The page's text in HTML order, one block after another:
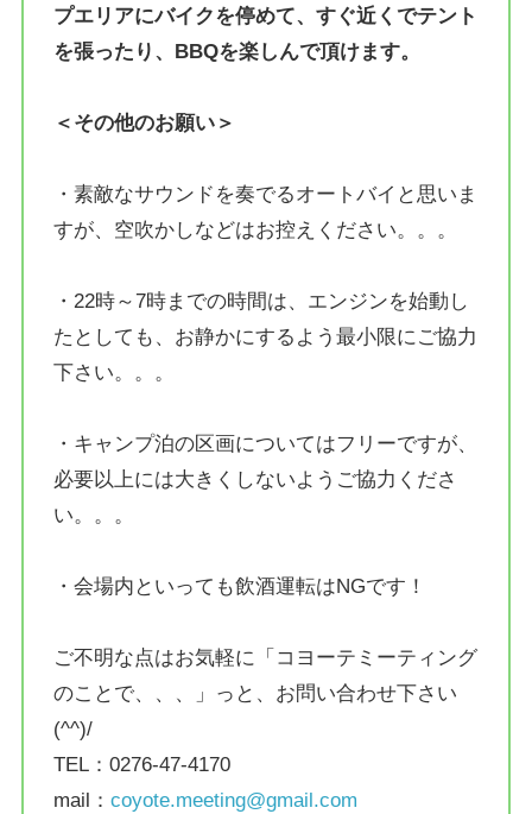
プエリアにバイクを停めて、すぐ近くでテント
を張ったり、BBQを楽しんで頂けます。
＜その他のお願い＞
・素敵なサウンドを奏でるオートバイと思いま
すが、空吹かしなどはお控えください。。。
・22時～7時までの時間は、エンジンを始動し
たとしても、お静かにするよう最小限にご協力
下さい。。。
・キャンプ泊の区画についてはフリーですが、
必要以上には大きくしないようご協力くださ
い。。。
・会場内といっても飲酒運転はNGです！
ご不明な点はお気軽に「コヨーテミーティング
のことで、、、」っと、お問い合わせ下さい
(^^)/
TEL：0276-47-4170
mail：coyote.meeting@gmail.com